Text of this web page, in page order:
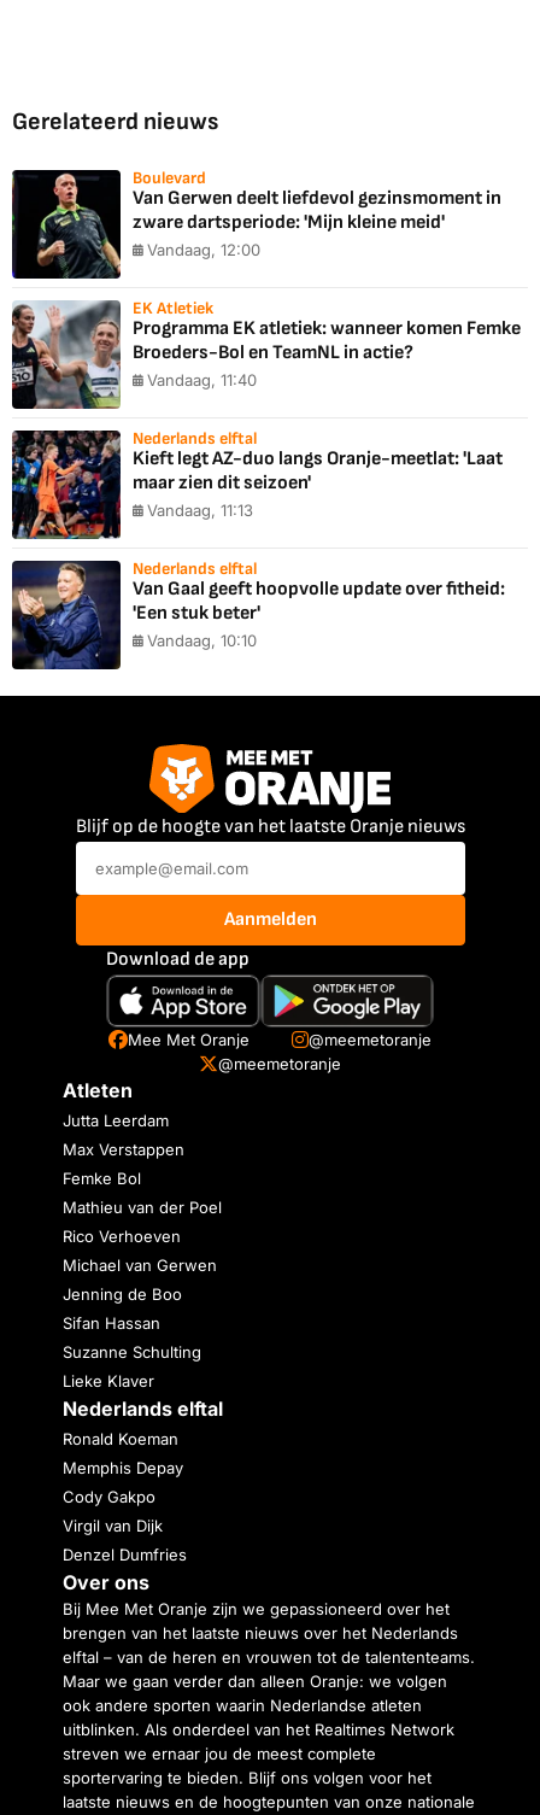
Gerelateerd nieuws
Boulevard
Van Gerwen deelt liefdevol gezinsmoment in
zware dartsperiode: 'Mijn kleine meid'
Vandaag, 12:00
EK Atletiek
Programma EK atletiek: wanneer komen Femke
Broeders-Bol en TeamNL in actie?
Vandaag, 11:40
Nederlands elftal
Kieft legt AZ-duo langs Oranje-meetlat: 'Laat
maar zien dit seizoen'
Vandaag, 11:13
Nederlands elftal
Van Gaal geeft hoopvolle update over fitheid:
'Een stuk beter'
Vandaag, 10:10
Blijf op de hoogte van het laatste Oranje nieuws
Aanmelden
Download de app
Mee Met Oranje
@meemetoranje
@meemetoranje
Atleten
Jutta Leerdam
Max Verstappen
Femke Bol
Mathieu van der Poel
Rico Verhoeven
Michael van Gerwen
Jenning de Boo
Sifan Hassan
Suzanne Schulting
Lieke Klaver
Nederlands elftal
Ronald Koeman
Memphis Depay
Cody Gakpo
Virgil van Dijk
Denzel Dumfries
Over ons
Bij Mee Met Oranje zijn we gepassioneerd over het
brengen van het laatste nieuws over het Nederlands
elftal – van de heren en vrouwen tot de talententeams.
Maar we gaan verder dan alleen Oranje: we volgen
ook andere sporten waarin Nederlandse atleten
uitblinken. Als onderdeel van het Realtimes Network
streven we ernaar jou de meest complete
sportervaring te bieden. Blijf ons volgen voor het
laatste nieuws en de hoogtepunten van onze nationale